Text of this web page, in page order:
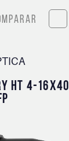
HT 4-16X40